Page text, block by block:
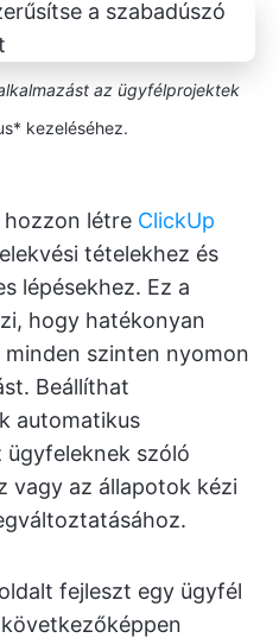
az ügyfélprojektek
kezeléséhez.
hozzon létre ClickUp
tételekhez és
lépésekhez. Ez a
hogy hatékonyan
szinten nyomon
Beállíthat
automatikus
ügyfeleknek szóló
vagy az állapotok kézi
fejleszt egy ügyfél